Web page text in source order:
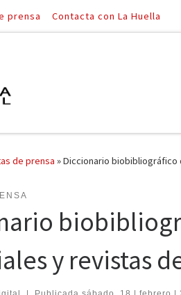
prensa Contacta con La Huella
de prensa »Diccionario
y revistas